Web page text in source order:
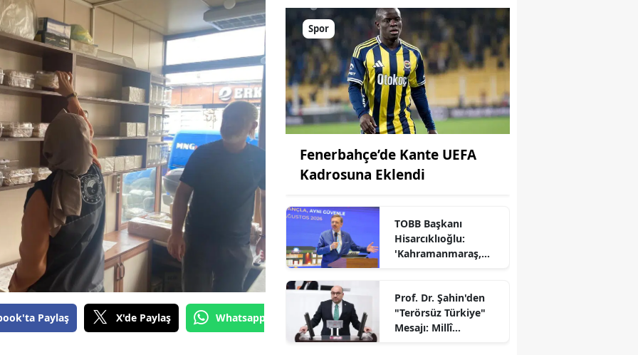
Paylaş X'de Paylaş Whatsapp'tan Gönder
Spor
Fenerbahçe’de Kante UEFA
Kadrosuna Eklendi
TOBB Başkanı
Hisarcıklıoğlu:
'Kahramanmaraş,
Şehirlerinden
Birisidir'
Prof. Dr. Şahin'den
"Terörsüz Türkiye"
Mesajı: Millî